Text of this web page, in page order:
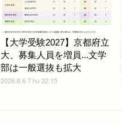
【大学受験2027】京都府立
大、募集人員を増員...文学
部は一般選抜も拡大
2026.8.6 Thu 22:15